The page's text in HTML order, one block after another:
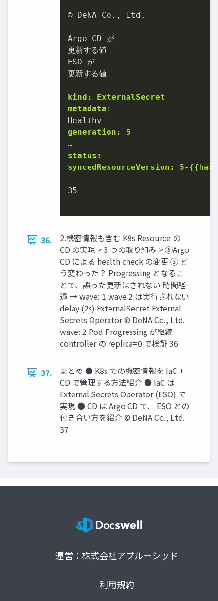
© DeNA Co., Ltd.
Argo CD が
更新する値
ESO が
更新する値
kind: ExternalSecret
metadata:
generation: 5
status:
syncedResourceVersion: 5-
35
36.
2.機密情報も含む K8s Resource の
CD の実現 > 3 つの取り組み > ③Argo
CD による health check の変更 ③ ど
う変わった？ Progressing となるこ
とで、誤った更新はされない 時間経
過 → wave: 1 wave 2 は実⾏されない
delay (2s) ExternalSecret External
Secrets Operator © DeNA Co., Ltd.
wave: 2 Pod Progressing が継続
controller の replica=0 で検証 36
37.
まとめ ● K8s での機密情報を IaC +
CD で管理する⽅法紹介 ● IaC は
External Secrets Operator (ESO) で
実現 ● CD は Argo CD で、 ESO との
付き合い⽅を紹介 © DeNA Co., Ltd.
37
運営：株式会社アプルーシッド
利用規約